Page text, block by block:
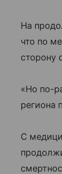
На
что по
сторону
«Но по-
региона
С